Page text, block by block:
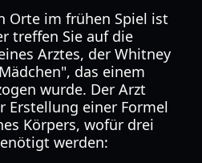
Orte im frühen Spiel ist
treffen Sie auf die
Arztes, der Whitney
das einem
wurde. Der Arzt
Erstellung einer Formel
Körpers, wofür drei
werden: